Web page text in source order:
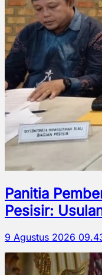
Panitia
Pesisir:
9 Agustus 2026